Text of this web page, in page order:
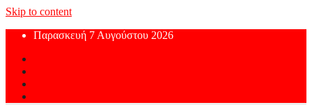
Skip to content
Παρασκευή 7 Αυγούστου 2026